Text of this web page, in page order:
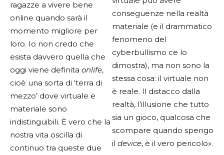
ragazze a vivere bene
online quando sarà il
momento migliore per
loro. Io non credo che
esista davvero quella che
oggi viene definita onlife,
cioè una sorta di ‘terra di
mezzo’ dove virtuale e
materiale sono
indistinguibili. È vero che la
nostra vita oscilla di
continuo tra queste due
conseguenze nella realtà
materiale (e il drammatico
fenomeno del
cyberbullismo ce lo
dimostra), ma non sono la
stessa cosa: il virtuale non
è reale. Il distacco dalla
realtà, l’illusione che tutto
sia un gioco, qualcosa che
scompare quando spengo
il device, è il vero pericolo».